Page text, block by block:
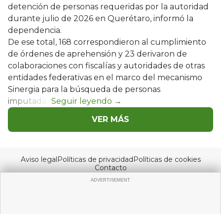
detención de personas requeridas por la autoridad
durante julio de 2026 en Querétaro, informó la
dependencia.
De ese total, 168 correspondieron al cumplimiento
de órdenes de aprehensión y 23 derivaron de
colaboraciones con fiscalías y autoridades de otras
entidades federativas en el marco del mecanismo
Sinergia para la búsqueda de personas
imputadas.
VER MÁS
Aviso legalPolíticas de privacidadPolíticas de cookies
Contacto